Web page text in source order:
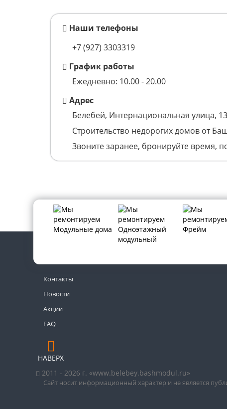
Наши телефоны
+7 (927) 3303319
График работы
Ежедневно: 10.00 - 20.00
Адрес
Белебей, Интернациональная улица,
Строительство недорогих домов от
Звоните заранее, бронируйте время,
Контакты
Новости
Акции
FAQ
НАВЕРХ
2011 - 2026 г. «www.belebey.bashmodul.ru»
Сайт носит информационный характер и не является